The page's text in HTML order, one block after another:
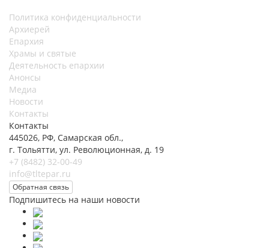
Политика конфиденциальности
Архиерей
Епархия
Храмы и святые
Деятельность епархии
Анонсы
Медиа
Новости
Контакты
Контакты
445026, РФ, Самарская обл.,
г. Тольятти, ул. Революционная, д. 19
+7 (8482) 32-00-49
info@tltepar.ru
Обратная связь
Подпишитесь на наши новости